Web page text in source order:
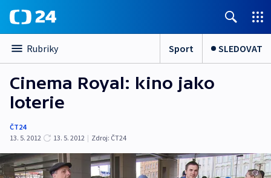
Rubriky Sport SLEDOVAT
Cinema Royal: kino jako
loterie
ČT24
13. 5. 2012
13. 5. 2012 | Zdroj: ČT24